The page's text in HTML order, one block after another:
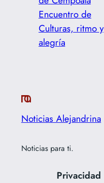
Encuentro de
Culturas, ritmo y
alegría
Noticias Alejandrina
Noticias para ti.
Privacidad